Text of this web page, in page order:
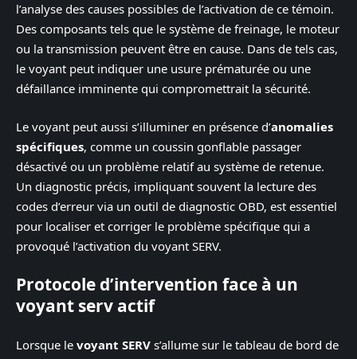
l’analyse des causes possibles de l’activation de ce témoin.
Des composants tels que le système de freinage, le moteur
ou la transmission peuvent être en cause. Dans de tels cas,
le voyant peut indiquer une usure prématurée ou une
défaillance imminente qui compromettrait la sécurité.
Le voyant peut aussi s’illuminer en présence d’anomalies
spécifiques, comme un coussin gonflable passager
désactivé ou un problème relatif au système de retenue.
Un diagnostic précis, impliquant souvent la lecture des
codes d’erreur via un outil de diagnostic OBD, est essentiel
pour localiser et corriger le problème spécifique qui a
provoqué l’activation du voyant SERV.
Protocole d’intervention face à un
voyant serv actif
Lorsque le voyant SERV s’allume sur le tableau de bord de